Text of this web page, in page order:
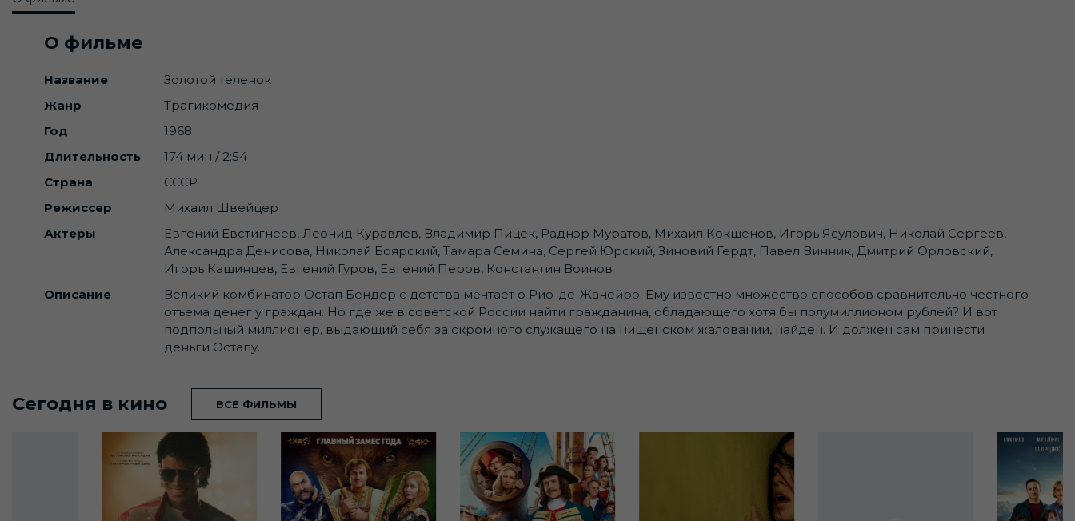
О фильме
Название
Золотой теленок
Жанр
Трагикомедия
Год
1968
Длительность
174 мин / 2:54
Страна
СССР
Режиссер
Михаил Швейцер
Актеры
Евгений Евстигнеев, Леонид Куравлев, Владимир Пицек, Раднэр Муратов, Михаил Кокшенов, Игорь Ясулович, Николай Сергеев,
Александра Денисова, Николай Боярский, Тамара Семина, Сергей Юрский, Зиновий Гердт, Павел Винник, Дмитрий Орловский,
Игорь Кашинцев, Евгений Гуров, Евгений Перов, Константин Воинов
Описание
Великий комбинатор Остап Бендер с детства мечтает о Рио-де-Жанейро. Ему известно множество способов сравнительно честного
отъема денег у граждан. Но где же в советской России найти гражданина, обладающего хотя бы полумиллионом рублей? И вот
подпольный миллионер, выдающий себя за скромного служащего на нищенском жаловании, найден. И должен сам принести
деньги Остапу.
Сегодня в кино ВСЕ ФИЛЬМЫ